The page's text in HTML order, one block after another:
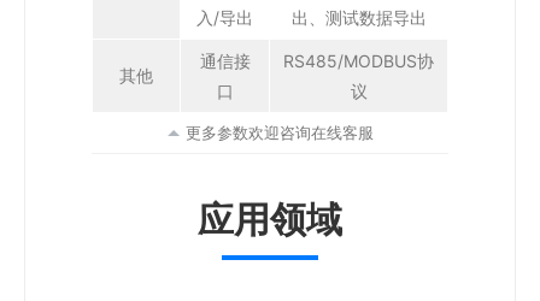
入/导出
出、测试数据导出
其他
通信接
口
RS485/MODBUS协
议
更多参数欢迎咨询在线客服
应用领域